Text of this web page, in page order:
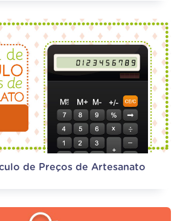
de Preços de Artesanato